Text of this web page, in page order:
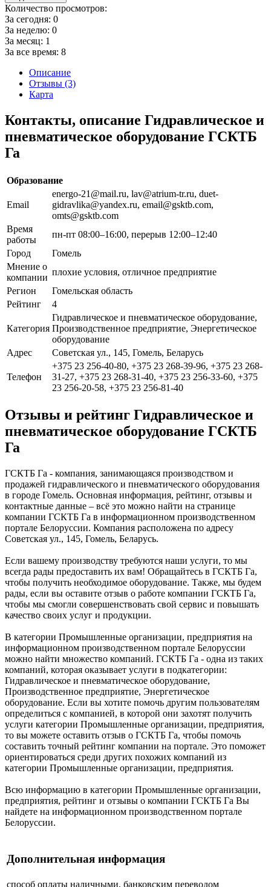
Количество просмотров:
За сегодня: 0
За неделю: 0
За месяц: 1
За все время: 8
Описание
Отзывы (3)
Карта
Контакты, описание Гидравлическое и
пневматическое оборудование ГСКТБ
Га
Образование
Email
energo-21@mail.ru, lav@atrium-tr.ru, duet-
gidravlika@yandex.ru, email@gsktb.com,
omts@gsktb.com
Время
работы
пн-пт 08:00–16:00, перерыв 12:00–12:40
Город
Гомель
Мнение о
компании
плохие условия, отличное предприятие
Регион
Гомельская область
Рейтинг
4
Категория
Гидравлическое и пневматическое оборудование,
Производственное предприятие, Энергетическое
оборудование
Адрес
Советская ул., 145, Гомель, Беларусь
Телефон
+375 23 256-40-80, +375 23 268-39-96, +375 23 268-
31-27, +375 23 268-31-40, +375 23 256-33-60, +375
23 256-20-58, +375 23 256-81-40
Отзывы и рейтинг Гидравлическое и
пневматическое оборудование ГСКТБ
Га
ГСКТБ Га - компания, занимающаяся производством и
продажей гидравлического и пневматического оборудования
в городе Гомель. Основная информация, рейтинг, отзывы и
контактные данные – всё это можно найти на странице
компании ГСКТБ Га в информационном производственном
портале Белоруссии. Компания расположена по адресу
Советская ул., 145, Гомель, Беларусь.
Если вашему производству требуются наши услуги, то мы
всегда рады предоставить их вам! Обращайтесь в ГСКТБ Га,
чтобы получить необходимое оборудование. Также, мы будем
рады, если вы оставите отзыв о работе компании ГСКТБ Га,
чтобы мы смогли совершенствовать свой сервис и повышать
качество своих услуг и продукции.
В категории Промышленные организации, предприятия на
информационном производственном портале Белоруссии
можно найти множество компаний. ГСКТБ Га - одна из таких
компаний, которая оказывает услуги в подкатегории:
Гидравлическое и пневматическое оборудование,
Производственное предприятие, Энергетическое
оборудование. Если вы хотите помочь другим пользователям
определиться с компанией, в которой они захотят получить
услуги категории Промышленные организации, предприятия,
то вы можете оставить отзыв о ГСКТБ Га, чтобы помочь
составить точный рейтинг компании на портале. Это поможет
ориентироваться среди других похожих компаний из
категории Промышленные организации, предприятия.
Всю информацию в категории Промышленные организации,
предприятия, рейтинг и отзывы о компании ГСКТБ Га Вы
найдете на информационном производственном портале
Белоруссии.
Дополнительная информация
способ оплаты наличными, банковским переводом